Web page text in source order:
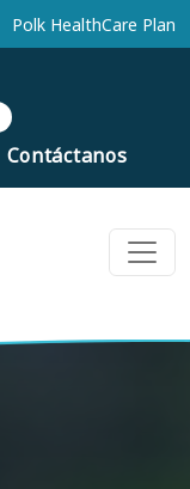
Polk HealthCare Plan
Contáctanos